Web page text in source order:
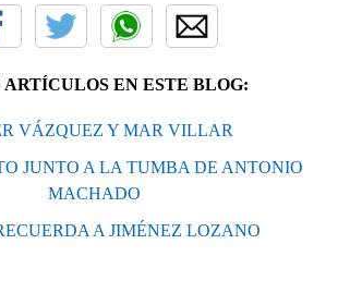
ARTÍCULOS EN ESTE BLOG:
VÁZQUEZ Y MAR VILLAR
JUNTO A LA TUMBA DE ANTONIO
MACHADO
A JIMÉNEZ LOZANO